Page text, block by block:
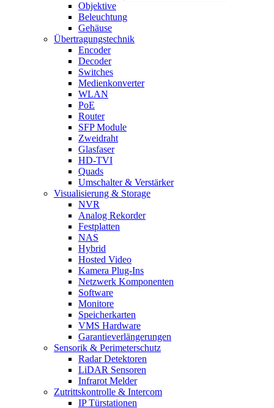
Objektive
Beleuchtung
Gehäuse
Übertragungstechnik
Encoder
Decoder
Switches
Medienkonverter
WLAN
PoE
Router
SFP Module
Zweidraht
Glasfaser
HD-TVI
Quads
Umschalter & Verstärker
Visualisierung & Storage
NVR
Analog Rekorder
Festplatten
NAS
Hybrid
Hosted Video
Kamera Plug-Ins
Netzwerk Komponenten
Software
Monitore
Speicherkarten
VMS Hardware
Garantieverlängerungen
Sensorik & Perimeterschutz
Radar Detektoren
LiDAR Sensoren
Infrarot Melder
Zutrittskontrolle & Intercom
IP Türstationen